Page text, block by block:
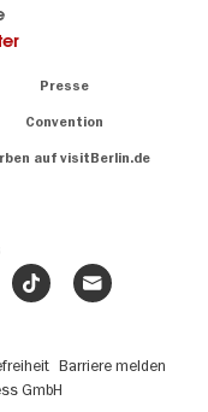
Presse
Convention
auf visitBerlin.de
Barriere melden
GmbH